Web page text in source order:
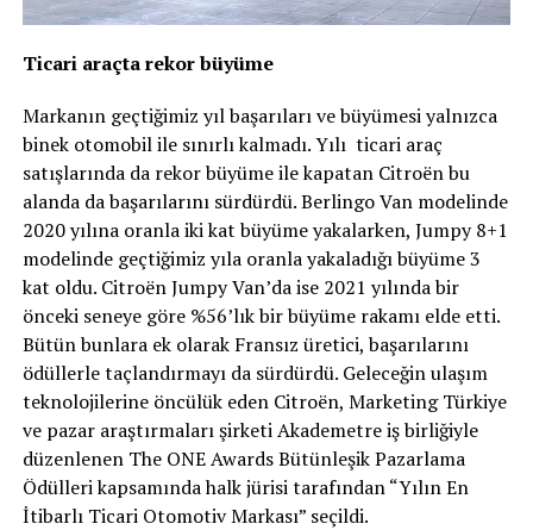
Ticari araçta rekor büyüme
Markanın geçtiğimiz yıl başarıları ve büyümesi yalnızca
binek otomobil ile sınırlı kalmadı. Yılı ticari araç
satışlarında da rekor büyüme ile kapatan Citroën bu
alanda da başarılarını sürdürdü. Berlingo Van modelinde
2020 yılına oranla iki kat büyüme yakalarken, Jumpy 8+1
modelinde geçtiğimiz yıla oranla yakaladığı büyüme 3
kat oldu. Citroën Jumpy Van’da ise 2021 yılında bir
önceki seneye göre %56’lık bir büyüme rakamı elde etti.
Bütün bunlara ek olarak Fransız üretici, başarılarını
ödüllerle taçlandırmayı da sürdürdü. Geleceğin ulaşım
teknolojilerine öncülük eden Citroën, Marketing Türkiye
ve pazar araştırmaları şirketi Akademetre iş birliğiyle
düzenlenen The ONE Awards Bütünleşik Pazarlama
Ödülleri kapsamında halk jürisi tarafından “Yılın En
İtibarlı Ticari Otomotiv Markası” seçildi.